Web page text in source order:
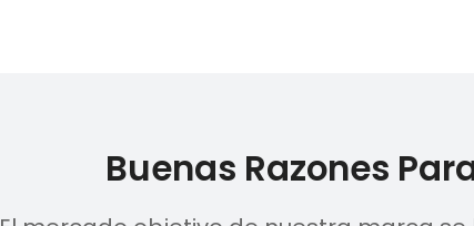
Buenas Razones